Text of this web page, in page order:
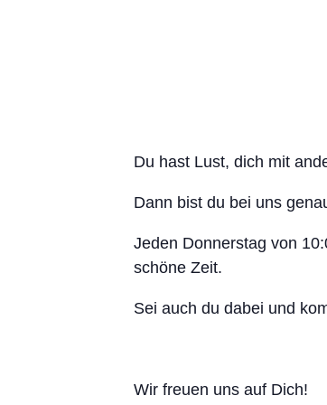
Du hast Lust, dich mit
Dann bist du bei uns
Jeden Donnerstag von
schöne Zeit.
Sei auch du dabei und
Wir freuen uns auf Dich!